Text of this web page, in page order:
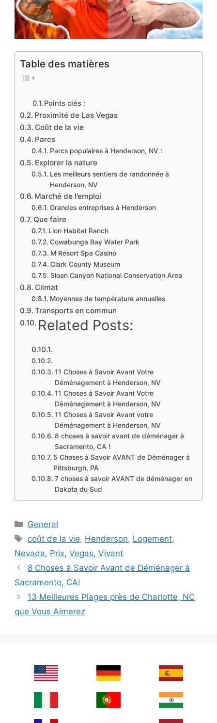
Table des matières
Points clés :
Proximité de Las Vegas
Coût de la vie
Parcs
Parcs populaires à Henderson, NV :
Explorer la nature
Les meilleurs sentiers de randonnée à
Henderson, NV
Marché de l’emploi
Grandes entreprises à Henderson
Que faire
Lion Habitat Ranch
Cowabunga Bay Water Park
M Resort Spa Casino
Clark County Museum
Sloan Canyon National Conservation Area
Climat
Moyennes de température annuelles
Transports en commun
Related Posts:
11 Choses à Savoir Avant Votre
Déménagement à Henderson, NV
11 Choses à Savoir Avant Votre
Déménagement à Henderson, NV
11 Choses à Savoir Avant votre
Déménagement à Henderson, NV
8 choses à savoir avant de déménager à
Sacramento, CA !
5 Choses à Savoir AVANT de Déménager à
Pittsburgh, PA
7 choses à savoir AVANT de déménager en
Dakota du Sud
Categories
General
Tags
coût de la vie, Henderson, Logement,
Nevada, Prix, Vegas, Vivant
8 Choses à Savoir Avant de Déménager à
Sacramento, CA!
13 Meilleures Plages près de Charlotte, NC
que Vous Aimerez